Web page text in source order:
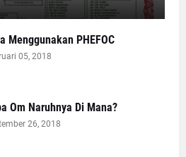
Menggunakan PHEFOC
05, 2018
Om Naruhnya Di Mana?
26, 2018